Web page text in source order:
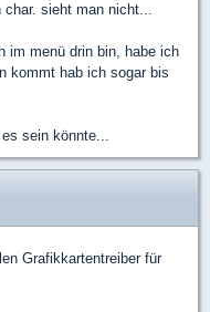
char. sieht man nicht...
im menü drin bin, habe ich
kommt hab ich sogar bis
sein könnte...
Grafikkartentreiber für